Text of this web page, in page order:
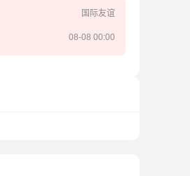
国际友谊
08-08 00:00